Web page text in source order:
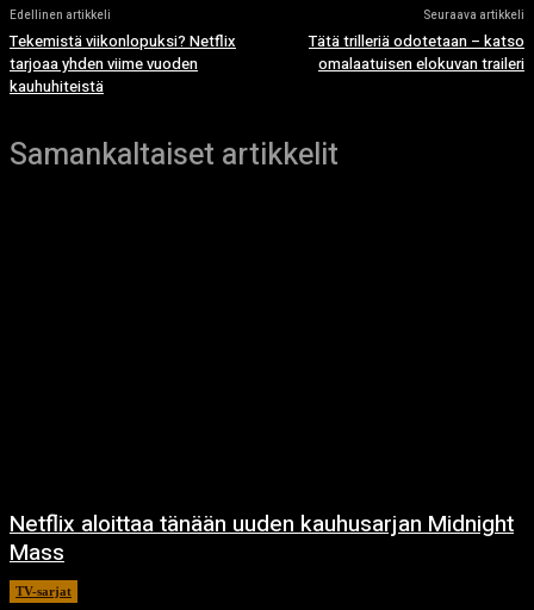
Edellinen artikkeli
Tekemistä viikonlopuksi? Netflix
tarjoaa yhden viime vuoden
kauhuhiteistä
Seuraava artikkeli
Tätä trilleriä odotetaan – katso
omalaatuisen elokuvan traileri
Samankaltaiset artikkelit
Netflix aloittaa tänään uuden kauhusarjan Midnight
Mass
TV-sarjat